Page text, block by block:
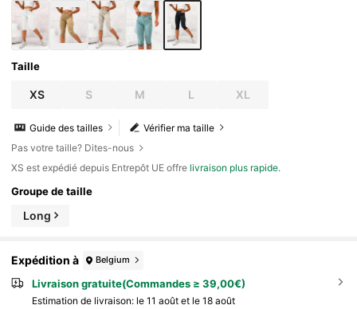
Taille
XS S M L XL
Vérifier ma taille
Guide des tailles
Pas votre taille? Dites-nous
​XS est expédié depuis Entrepôt UE offre livraison plus rapide.
Groupe de taille
Long
Expédition à Belgium
Livraison gratuite(Commandes ≥ 39,00€)
Estimation de livraison: le 11 août et le 18 août